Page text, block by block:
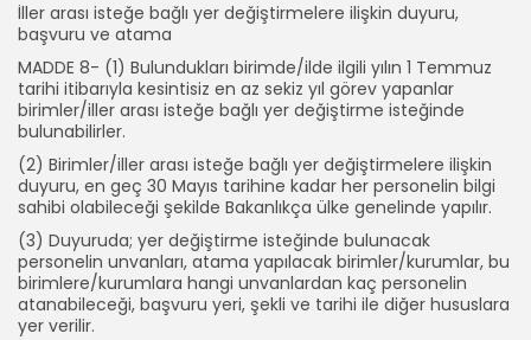
İller arası isteğe bağlı yer değiştirmelere ilişkin duyuru,
başvuru ve atama
MADDE 8- (1) Bulundukları birimde/ilde ilgili yılın 1 Temmuz
tarihi itibarıyla kesintisiz en az sekiz yıl görev yapanlar
birimler/iller arası isteğe bağlı yer değiştirme isteğinde
bulunabilirler.
(2) Birimler/iller arası isteğe bağlı yer değiştirmelere ilişkin
duyuru, en geç 30 Mayıs tarihine kadar her personelin bilgi
sahibi olabileceği şekilde Bakanlıkça ülke genelinde yapılır.
(3) Duyuruda; yer değiştirme isteğinde bulunacak
personelin unvanları, atama yapılacak birimler/kurumlar, bu
birimlere/kurumlara hangi unvanlardan kaç personelin
atanabileceği, başvuru yeri, şekli ve tarihi ile diğer hususlara
yer verilir.